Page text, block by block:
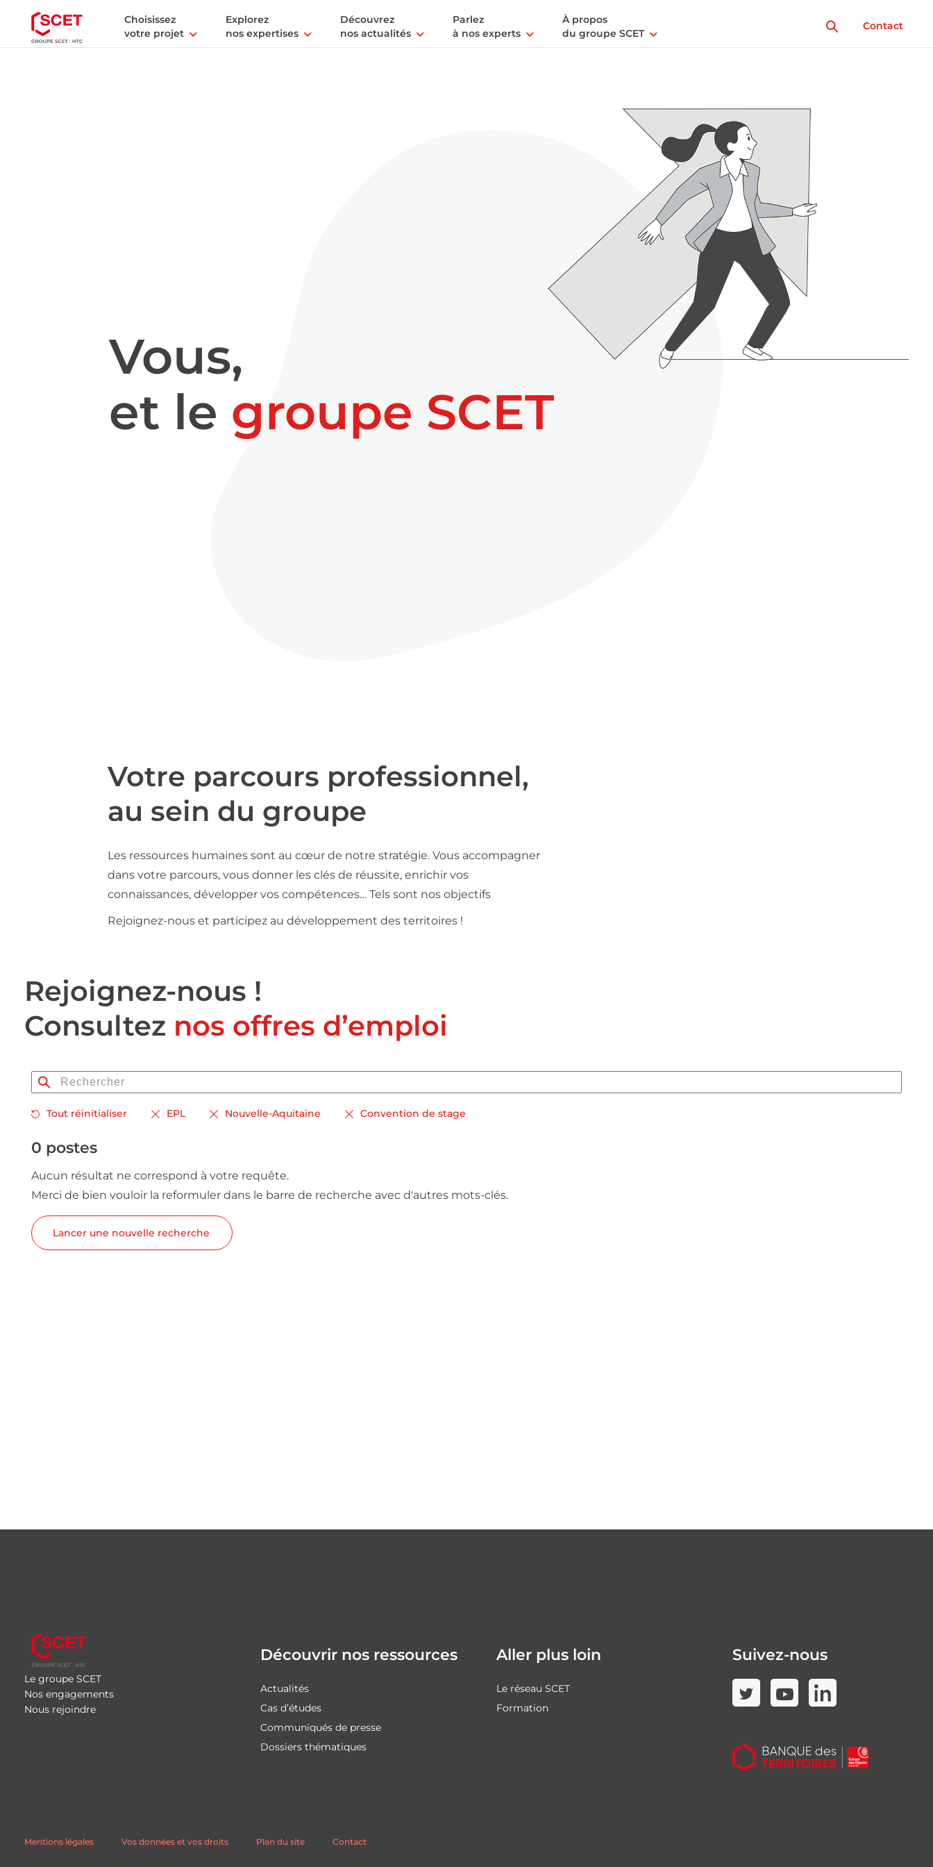
Choisissez
votre projet
Explorez
nos expertises
Découvrez
nos actualités
Parlez
à nos experts
À propos
du groupe SCET
Contact
Vous,
et le groupe SCET
Votre parcours professionnel,
au sein du groupe
Les ressources humaines sont au cœur de notre stratégie. Vous accompagner
dans votre parcours, vous donner les clés de réussite, enrichir vos
connaissances, développer vos compétences… Tels sont nos objectifs
Rejoignez-nous et participez au développement des territoires !
Rejoignez-nous !
Consultez nos offres d’emploi
Tout réinitialiser EPL Nouvelle-Aquitaine Convention de stage
0 postes
Aucun résultat ne correspond à votre requête.
Merci de bien vouloir la reformuler dans le barre de recherche avec d'autres mots-clés.
Lancer une nouvelle recherche
Le groupe SCET
Nos engagements
Nous rejoindre
Découvrir nos ressources
Actualités
Cas d’études
Communiqués de presse
Dossiers thématiques
Aller plus loin
Le réseau SCET
Formation
Suivez-nous
Mentions légales Vos données et vos droits Plan du site Contact